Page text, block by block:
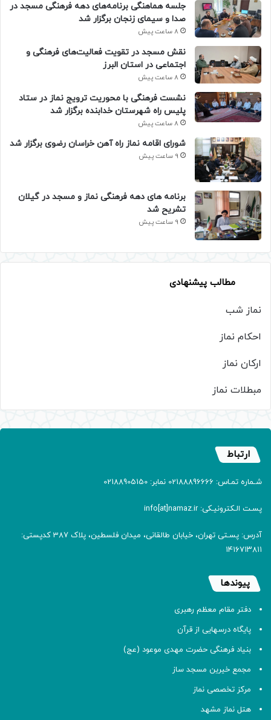
جلسه هماهنگی برنامه‌های دهه فرهنگی مسجد در
صدا و سیمای زنجان برگزار شد
8 ساعت پیش
نقش مسجد در تقویت فعالیت‌های فرهنگی و
اجتماعی در استان البرز
8 ساعت پیش
نشست فرهنگی با محوریت ترویج نماز در ستاد
پلیس راه شهرستان خدابنده برگزار شد
8 ساعت پیش
شورای اقامه نماز راه آهن خراسان رضوی برگزار شد
9 ساعت پیش
برنامه های دهه فرهنگی نماز و مسجد در گیلان
تشریح شد
9 ساعت پیش
مطالب پیشنهادی
نماز شب
احکام نماز
ارکان نماز
مبطلات نماز
ارتباط
شـماره تمـاس: 02188896666 نمابر: 02188905150
پسـت الـکترونیـکی: info[at]namaz.ir
آدرس: پسـتی تهران، خیابان طالقانی، میدان فلسطین، پلاک 387 کدپستی:
۱۴۱۶۷۱۳۸۱۱
پیوندها
دفتر مقام معظم رهبری
پایگاه درسهایی از قرآن
بنیاد فرهنگی حضرت مهدی موعود (عج)
مجمع خیرین مسجد ساز
مرکز تخصصی نماز
هتل نماز مشهد